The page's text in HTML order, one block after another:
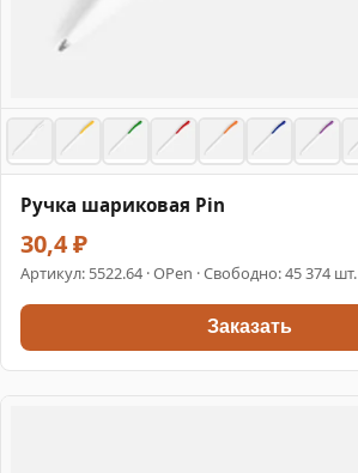
Ручка шариковая Pin
30,4 ₽
Артикул: 5522.64 · OPen · Свободно: 45 374 шт.
Заказать